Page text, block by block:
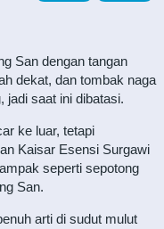
San dengan tangan
dekat, dan tombak naga
jadi saat ini dibatasi.
ke luar, tetapi
Kaisar Esensi Surgawi
seperti sepotong
San.
arti di sudut mulut